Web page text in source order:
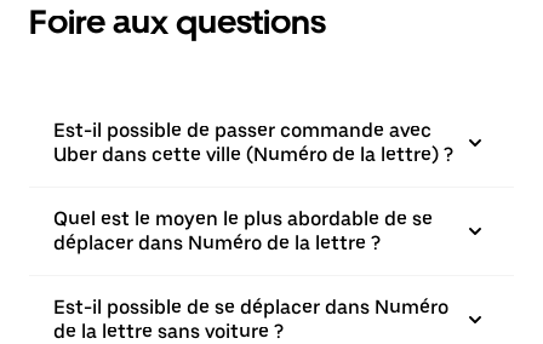
Foire aux questions
Est-il possible de passer commande avec
Uber dans cette ville (Numéro de la lettre) ?
Quel est le moyen le plus abordable de se
déplacer dans Numéro de la lettre ?
Est-il possible de se déplacer dans Numéro
de la lettre sans voiture ?